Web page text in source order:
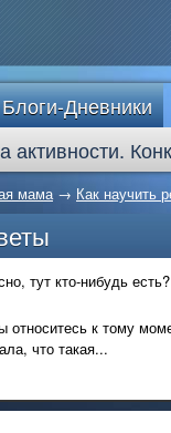
Блоги-Дневники
активности.
мама→ Как научить
тут кто-нибудь есть?
к тому
что такая...